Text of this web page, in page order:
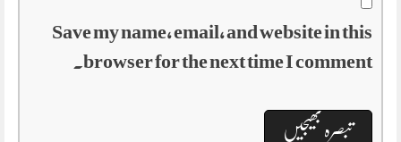
Save my name, email, and website in this
browser for the next time I comment.